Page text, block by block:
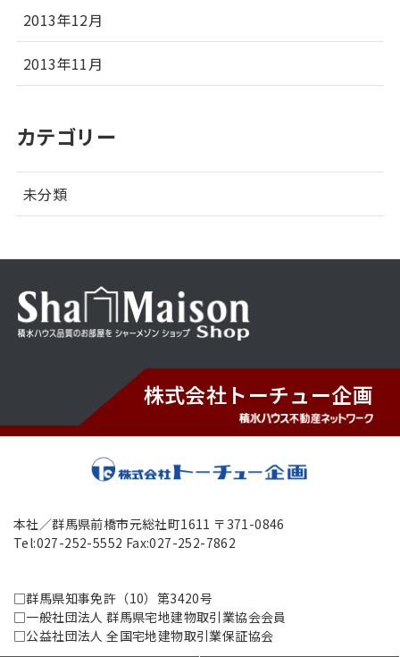
2013年12月
2013年11月
カテゴリー
未分類
株式会社トーチュー企画
本社／群馬県前橋市元総社町1611 〒371-0846
Tel:027-252-5552 Fax:027-252-7862
□群馬県知事免許（10）第3420号
□一般社団法人 群馬県宅地建物取引業協会会員
□公益社団法人 全国宅地建物取引業保証協会